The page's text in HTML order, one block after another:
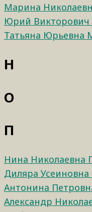
Марина
Юрий Викторович
Татьяна Юрьевна
Н
О
П
Нина Николаевна
Диляра Усеиновна
Антонина
Александр